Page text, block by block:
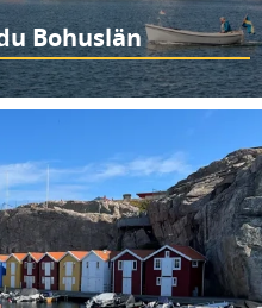
Bohuslän